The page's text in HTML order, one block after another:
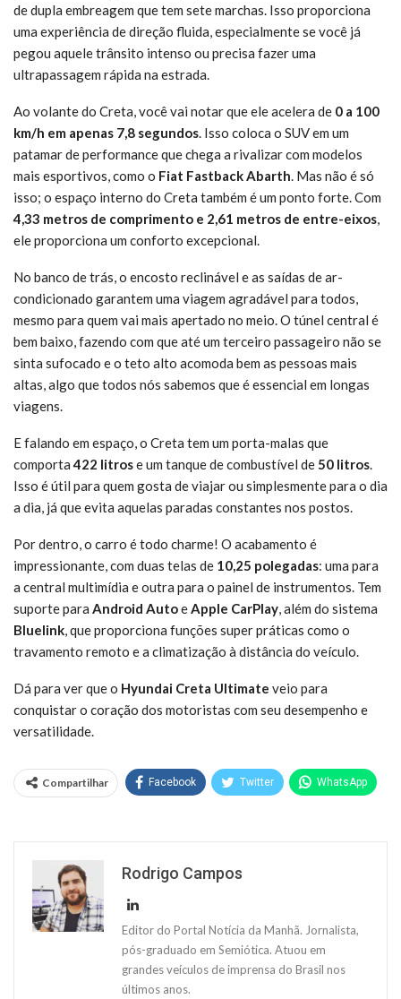
de dupla embreagem que tem sete marchas. Isso proporciona
uma experiência de direção fluida, especialmente se você já
pegou aquele trânsito intenso ou precisa fazer uma
ultrapassagem rápida na estrada.
Ao volante do Creta, você vai notar que ele acelera de 0 a 100
km/h em apenas 7,8 segundos. Isso coloca o SUV em um
patamar de performance que chega a rivalizar com modelos
mais esportivos, como o Fiat Fastback Abarth. Mas não é só
isso; o espaço interno do Creta também é um ponto forte. Com
4,33 metros de comprimento e 2,61 metros de entre-eixos,
ele proporciona um conforto excepcional.
No banco de trás, o encosto reclinável e as saídas de ar-
condicionado garantem uma viagem agradável para todos,
mesmo para quem vai mais apertado no meio. O túnel central é
bem baixo, fazendo com que até um terceiro passageiro não se
sinta sufocado e o teto alto acomoda bem as pessoas mais
altas, algo que todos nós sabemos que é essencial em longas
viagens.
E falando em espaço, o Creta tem um porta-malas que
comporta422 litrose um tanque de combustível de50 litros.
Isso é útil para quem gosta de viajar ou simplesmente para o dia
a dia, já que evita aquelas paradas constantes nos postos.
Por dentro, o carro é todo charme! O acabamento é
impressionante, com duas telas de 10,25 polegadas: uma para
a central multimídia e outra para o painel de instrumentos. Tem
suporte para Android AutoeApple CarPlay, além do sistema
Bluelink, que proporciona funções super práticas como o
travamento remoto e a climatização à distância do veículo.
Dá para ver que o Hyundai Creta Ultimate veio para
conquistar o coração dos motoristas com seu desempenho e
versatilidade.
Compartilhar Facebook Twitter WhatsApp
Rodrigo Campos
Editor do Portal Notícia da Manhã. Jornalista,
pós-graduado em Semiótica. Atuou em
grandes veículos de imprensa do Brasil nos
últimos anos.